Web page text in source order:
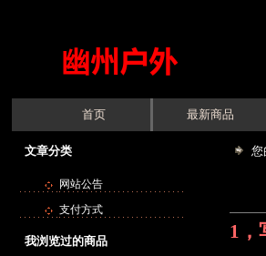
首页 最新商品
文章分类
网站公告
支付方式
我浏览过的商品
您
1，